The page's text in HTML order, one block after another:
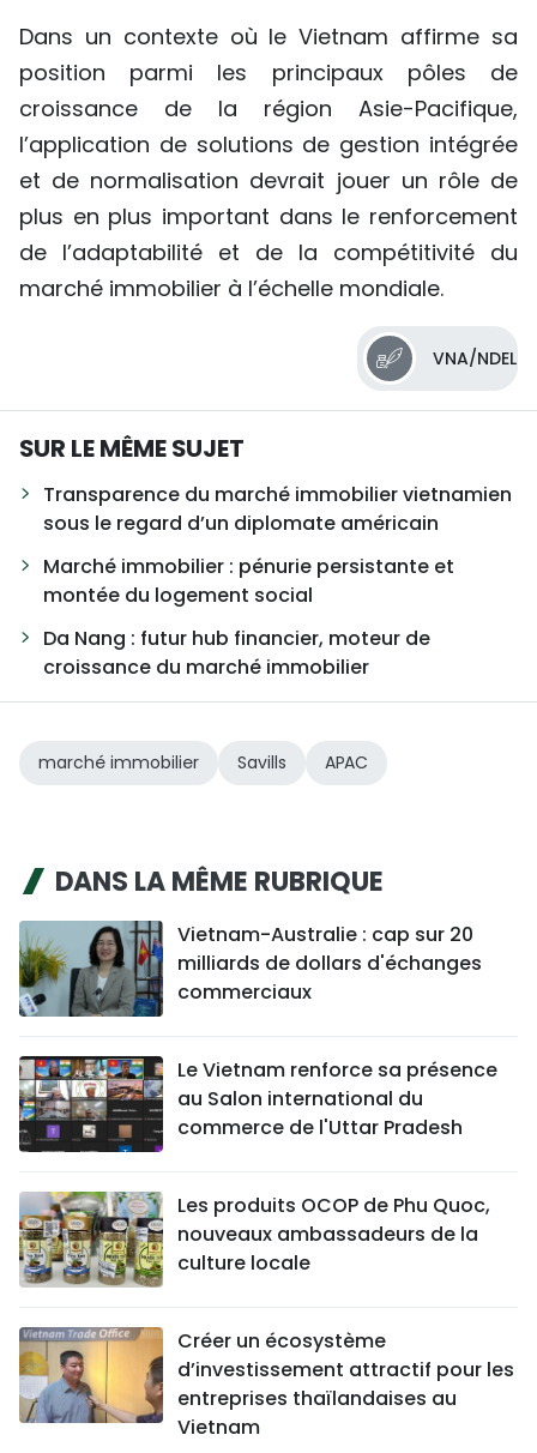
Dans un contexte où le Vietnam affirme sa
position parmi les principaux pôles de
croissance de la région Asie-Pacifique,
l’application de solutions de gestion intégrée
et de normalisation devrait jouer un rôle de
plus en plus important dans le renforcement
de l’adaptabilité et de la compétitivité du
marché immobilier à l’échelle mondiale.
VNA/NDEL
SUR LE MÊME SUJET
Transparence du marché immobilier vietnamien
sous le regard d’un diplomate américain
Marché immobilier : pénurie persistante et
montée du logement social
Da Nang : futur hub financier, moteur de
croissance du marché immobilier
marché immobilier Savills APAC
DANS LA MÊME RUBRIQUE
Vietnam-Australie : cap sur 20
milliards de dollars d'échanges
commerciaux
Le Vietnam renforce sa présence
au Salon international du
commerce de l'Uttar Pradesh
Les produits OCOP de Phu Quoc,
nouveaux ambassadeurs de la
culture locale
Créer un écosystème
d’investissement attractif pour les
entreprises thaïlandaises au
Vietnam